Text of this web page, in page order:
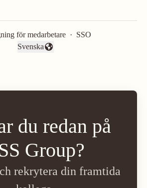
för medarbetare · SSO
Byt språk
Svenska
du redan på
Group?
rekrytera din framtida